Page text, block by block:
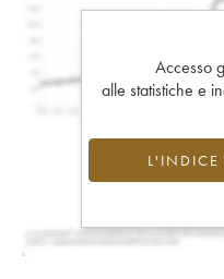
Accesso
alle statistiche e
L'INDICE